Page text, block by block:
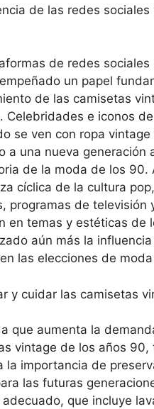
de las redes sociales
de redes sociales
un papel
de las camisetas
Celebridades e iconos
se ven con ropa vintage
a una nueva generación
de la moda de los 90.
cíclica de la cultura
programas de televisión
en temas y estéticas de
aún más la
las elecciones de
y cuidar las camisetas
que aumenta la
vintage de los años 90,
la importancia de
las futuras
que incluye